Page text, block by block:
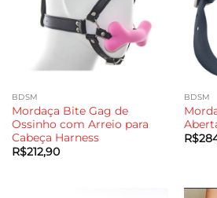
BDSM
Mordaça Bite Gag de
Ossinho com Arreio para
Cabeça Harness
R$212,90
BDSM
R$